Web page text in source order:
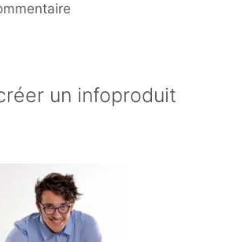
er
un infoproduit